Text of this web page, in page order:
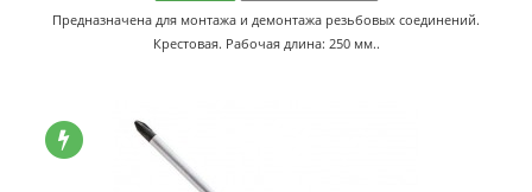
Предназначена для монтажа и демонтажа резьбовых соединений.
Крестовая. Рабочая длина: 250 мм..